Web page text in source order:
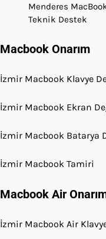
Menderes
Teknik Destek
Macbook Onarım
İzmir Macbook Klavye
İzmir Macbook Ekran
İzmir Macbook Batarya
İzmir Macbook Tamiri
Macbook Air
İzmir Macbook Air